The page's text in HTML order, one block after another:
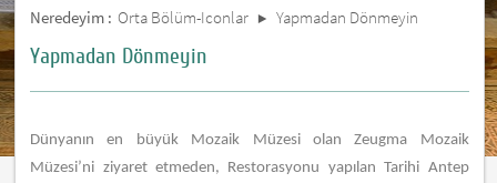
Neredeyim : Orta Bölüm-Iconlar Yapmadan Dönmeyin
Yapmadan Dönmeyin
Dünyanın en büyük Mozaik Müzesi olan Zeugma Mozaik
Müzesi’ni ziyaret etmeden, Restorasyonu yapılan Tarihi Antep